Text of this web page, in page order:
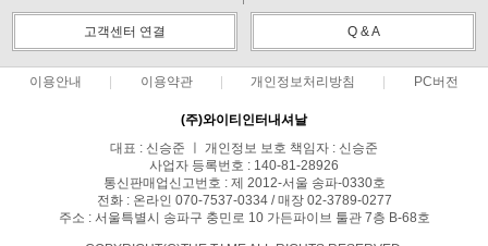
고객센터 연결 Q & A
이용안내 이용약관 개인정보처리방침 PC버전
(주)와이티인터내셔날
대표 : 신승준 ㅣ 개인정보 보호 책임자 : 신승준
사업자 등록번호 : 140-81-28926
통신판매업신고번호 : 제 2012-서울 송파-0330호
전화 : 온라인 070-7537-0334 / 매장 02-3789-0277
주소 : 서울특별시 송파구 충민로 10 가든파이브 툴관 7층 B-68호